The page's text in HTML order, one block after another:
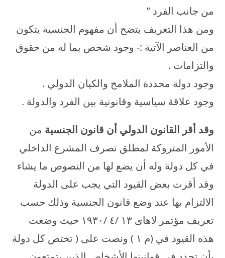
من جانب الفرد ”
ومن هذا التعريف يتضح أن مفهوم الجنسية يتكون
من العناصر الآتية :- وجود شخص بما له من حقوق
والتزامات .
وجود دولة محددة الملامح والكيان الدولي .
وجود علاقة سياسية وقانونية بين الفرد والدولة .
وقد أقر القانون الدولي أن قانون الجنسية من
الأمور المتروكة لمطلق تصرف المشرع الداخلي
في كل دولة وله أن يضع لها من النصوص ما يشاء
وقد أقرت بعض القيود التي يجب على الدولة
الالتزام بها عند وضع قانون الجنسية وذلك حسب
تعريف مؤتمر لاهاى ۱۳ /٤ /۱۹۳۰ حيث وضعت
هذه القيود في (م ۱ ) ونصت على ( تختص كل دولة